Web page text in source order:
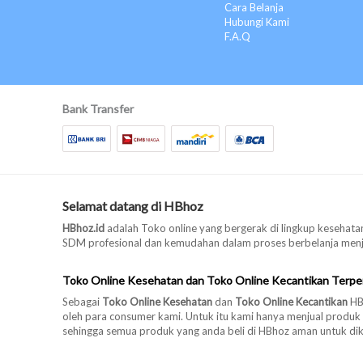
Rochi (2)
Prove (1)
Ika (3)
Cap Dragon (16)
Vitalong C (3)
Fermino (3)
Eagle (2)
Kalbe Farma (1)
Mahkotadewa (1)
Cara Belanja
Hubungi Kami
F.A.Q
Bank Transfer
Selamat datang di HBhoz
HBhoz.id adalah Toko online yang bergerak di lingkup
SDM profesional dan kemudahan dalam proses berbelanja
Toko Online Kesehatan dan Toko Online Kecantikan
Sebagai Toko Online Kesehatandan Toko Online Kecantikan
oleh para consumer kami. Untuk itu kami hanya menjual
sehingga semua produk yang anda beli di HBhoz aman untuk